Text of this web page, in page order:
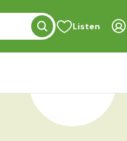
Listen